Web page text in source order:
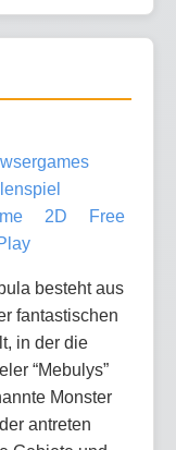
2D
Free
besteht aus
fantastischen
in der die
“Mebulys”
Monster
antreten